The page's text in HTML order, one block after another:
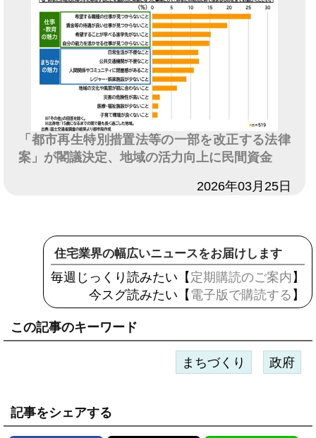
「都市再生特別措置法等の一部を改正する法律
案」が閣議決定、地域の活力向上に民間資金
2026年03月25日
住宅業界の幅広いニュースをお届けします
毎週じっくり読みたい【 定期購読のご案内 】
今スグ読みたい【 電子版で購読する 】
この記事のキーワード
まちづくり 政府
記事をシェアする